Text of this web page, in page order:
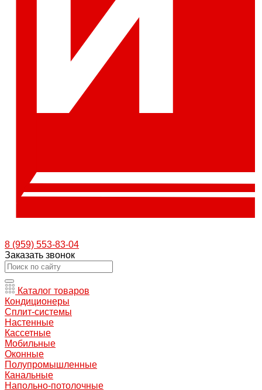
8 (959) 553-83-04
Заказать звонок
Каталог товаров
Кондиционеры
Сплит-системы
Настенные
Кассетные
Мобильные
Оконные
Полупромышленные
Канальные
Напольно-потолочные